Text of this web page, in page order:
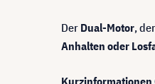
Der Dual-Motor,
Anhalten oder
Kurzinformationen